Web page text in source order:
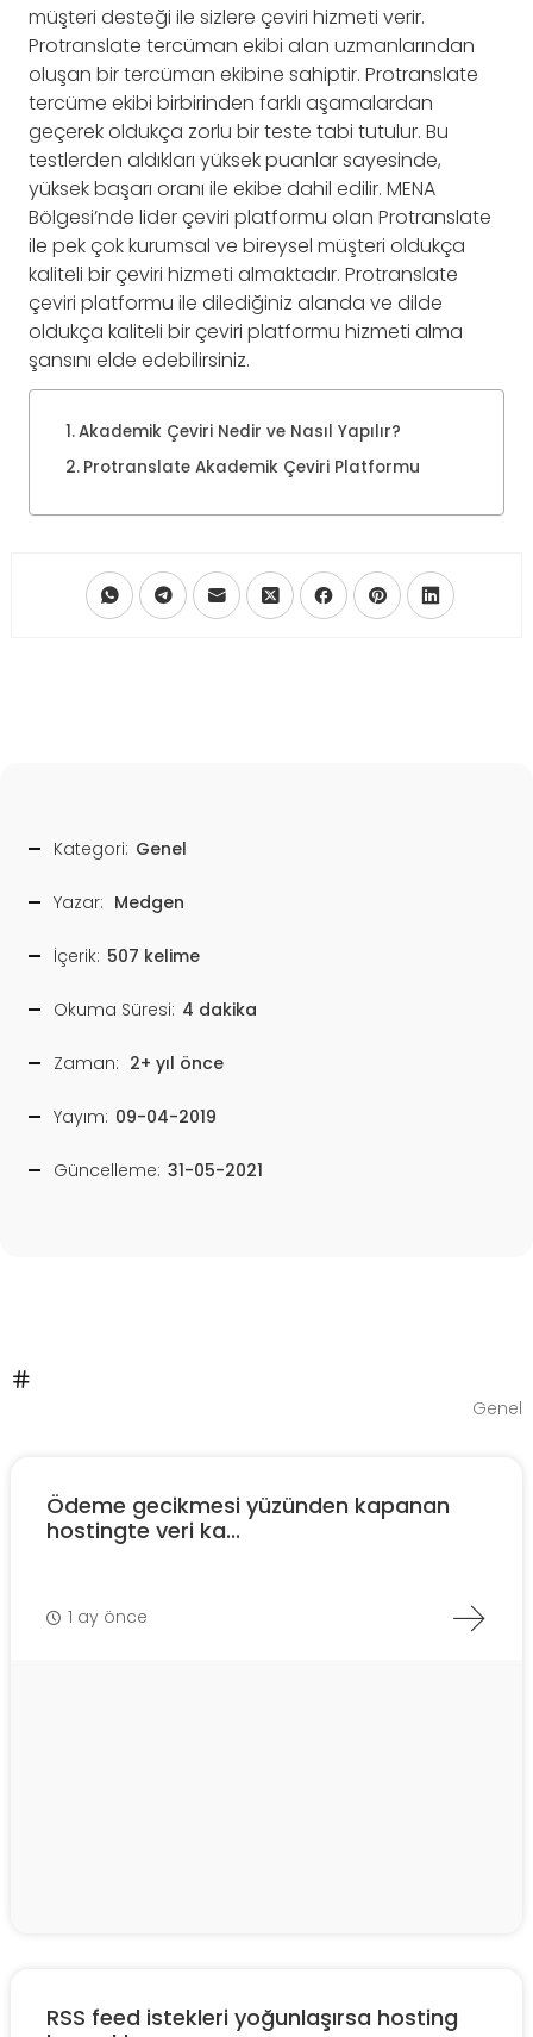
müşteri desteği ile sizlere çeviri hizmeti verir.
Protranslate tercüman ekibi alan uzmanlarından
oluşan bir tercüman ekibine sahiptir. Protranslate
tercüme ekibi birbirinden farklı aşamalardan
geçerek oldukça zorlu bir teste tabi tutulur. Bu
testlerden aldıkları yüksek puanlar sayesinde,
yüksek başarı oranı ile ekibe dahil edilir. MENA
Bölgesi’nde lider çeviri platformu olan Protranslate
ile pek çok kurumsal ve bireysel müşteri oldukça
kaliteli bir çeviri hizmeti almaktadır. Protranslate
çeviri platformu ile dilediğiniz alanda ve dilde
oldukça kaliteli bir çeviri platformu hizmeti alma
şansını elde edebilirsiniz.
Akademik Çeviri Nedir ve Nasıl Yapılır?
Protranslate Akademik Çeviri Platformu
Kategori: Genel
Yazar: Medgen
İçerik: 507 kelime
Okuma Süresi: 4 dakika
Zaman: 2+ yıl önce
Yayım: 09-04-2019
Güncelleme: 31-05-2021
Genel
Ödeme gecikmesi yüzünden kapanan
hostingte veri ka...
1 ay önce
RSS feed istekleri yoğunlaşırsa hosting